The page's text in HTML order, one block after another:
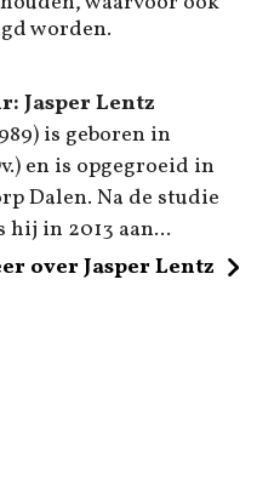
worden.
Jasper Lentz
is geboren in
en is opgegroeid in
Dalen. Na de studie
in 2013 aan...
over Jasper Lentz